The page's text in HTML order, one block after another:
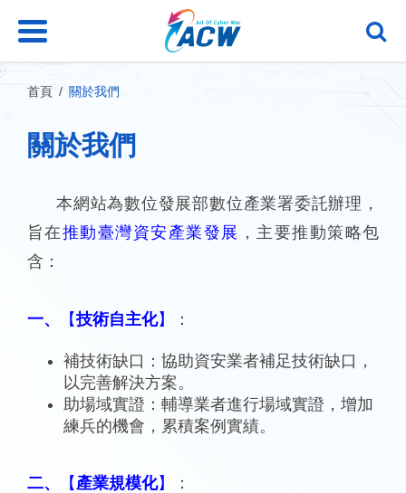
要
首頁 關於我們
關於我們
本網站為數位發展部數位產業署委託辦理，
旨在推動臺灣資安產業發展 ，主要推動策略包
含：
一、 【技術自主化】 ：
補技術缺口：協助資安業者補足技術缺口，
以完善解決方案。
助場域實證：輔導業者進行場域實證，增加
練兵的機會，累積案例實績。
二、 【 產業規模化】 ：